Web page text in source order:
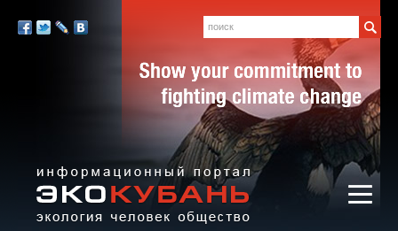
человек,
общество
Мы
Поиск